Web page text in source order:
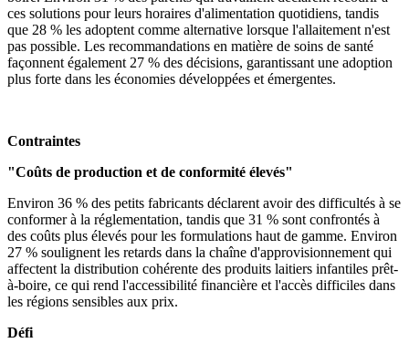
ces solutions pour leurs horaires d'alimentation quotidiens, tandis
que 28 % les adoptent comme alternative lorsque l'allaitement n'est
pas possible. Les recommandations en matière de soins de santé
façonnent également 27 % des décisions, garantissant une adoption
plus forte dans les économies développées et émergentes.
Contraintes
"Coûts de production et de conformité élevés"
Environ 36 % des petits fabricants déclarent avoir des difficultés à se
conformer à la réglementation, tandis que 31 % sont confrontés à
des coûts plus élevés pour les formulations haut de gamme. Environ
27 % soulignent les retards dans la chaîne d'approvisionnement qui
affectent la distribution cohérente des produits laitiers infantiles prêt-
à-boire, ce qui rend l'accessibilité financière et l'accès difficiles dans
les régions sensibles aux prix.
Défi